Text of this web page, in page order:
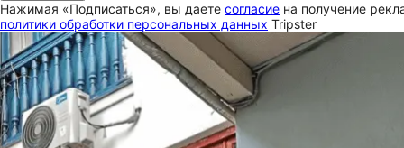
Нажимая «Подписаться», вы даете согласие на получение
политики обработки персональных данных Tripster